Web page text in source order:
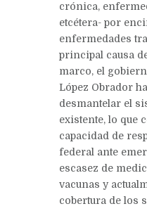
crónica,
etcétera- por
enfermedades
principal causa
marco, el
López Obrador
desmantelar el
existente, lo que
capacidad de
federal ante
escasez de
vacunas y
cobertura de los